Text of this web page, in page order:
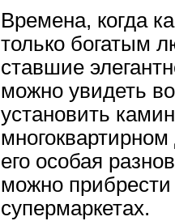
Времена, когда
только богатым
ставшие
можно увидеть
установить
его особая
можно
супермаркетах.